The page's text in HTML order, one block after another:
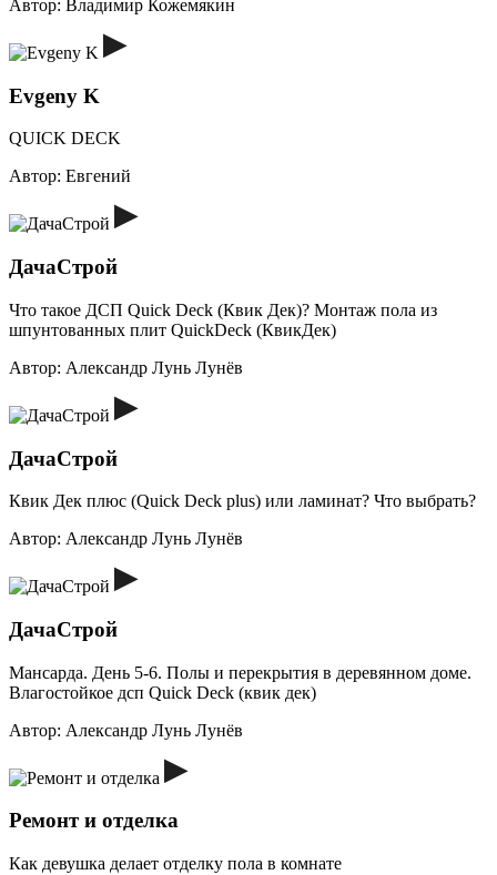
Автор: Владимир Кожемякин
Evgeny K
QUICK DECK
Автор: Евгений
ДачаСтрой
Что такое ДСП Quick Deck (Квик Дек)? Монтаж пола из
шпунтованных плит QuickDeck (КвикДек)
Автор: Александр Лунь Лунёв
ДачаСтрой
Квик Дек плюс (Quick Deck plus) или ламинат? Что выбрать?
Автор: Александр Лунь Лунёв
ДачаСтрой
Мансарда. День 5-6. Полы и перекрытия в деревянном доме.
Влагостойкое дсп Quick Deck (квик дек)
Автор: Александр Лунь Лунёв
Ремонт и отделка
Как девушка делает отделку пола в комнате